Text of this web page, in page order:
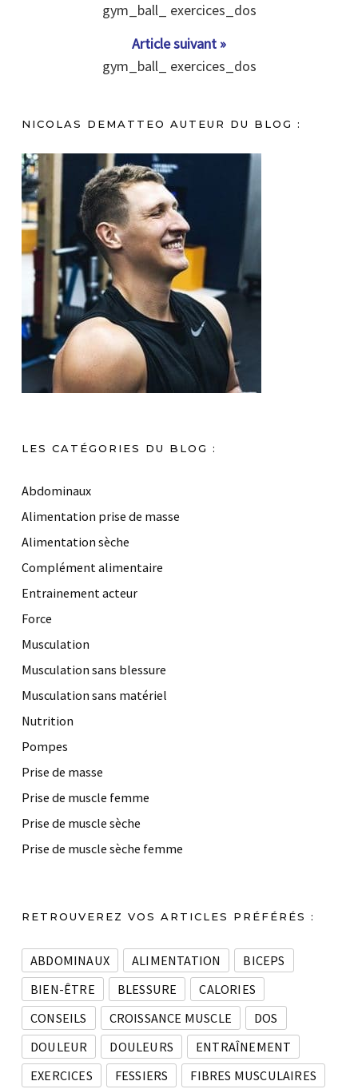
gym_ball_ exercices_dos
Article suivant »
gym_ball_ exercices_dos
NICOLAS DEMATTEO AUTEUR DU BLOG :
LES CATÉGORIES DU BLOG :
Abdominaux
Alimentation prise de masse
Alimentation sèche
Complément alimentaire
Entrainement acteur
Force
Musculation
Musculation sans blessure
Musculation sans matériel
Nutrition
Pompes
Prise de masse
Prise de muscle femme
Prise de muscle sèche
Prise de muscle sèche femme
RETROUVEREZ VOS ARTICLES PRÉFÉRÉS :
ABDOMINAUX ALIMENTATION
BICEPS
BIEN-ÊTRE
BLESSURE
CALORIES
CONSEILS
CROISSANCE MUSCLE
DOS
DOULEUR
DOULEURS
ENTRAÎNEMENT
EXERCICES
FESSIERS
FIBRES MUSCULAIRES